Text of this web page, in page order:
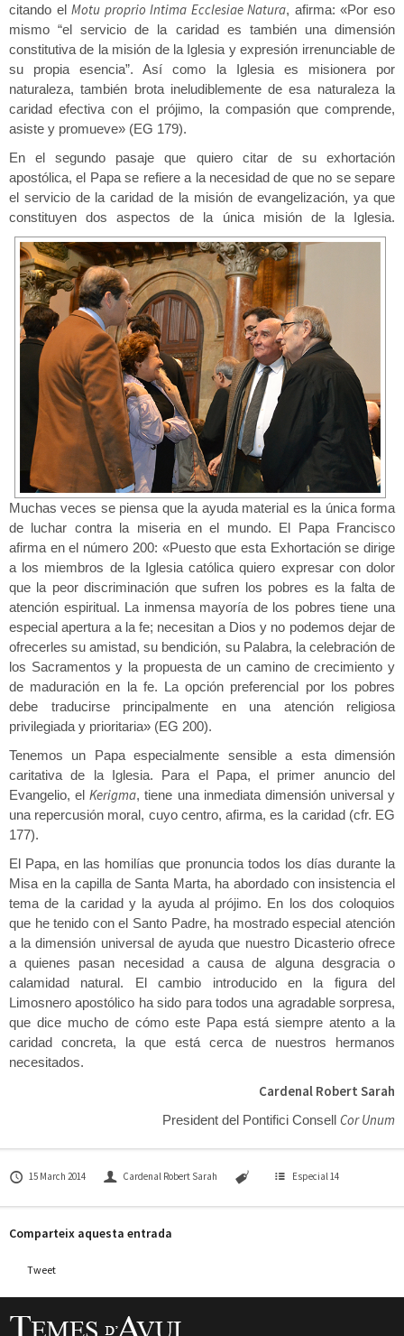
citando elMotu proprio Intima Ecclesiae Natura, afirma: «Por eso
mismo “el servicio de la caridad es también una dimensión
constitutiva de la misión de la Iglesia y expresión irrenunciable de
su propia esencia”. Así como la Iglesia es misionera por
naturaleza, también brota ineludiblemente de esa naturaleza la
caridad efectiva con el prójimo, la compasión que comprende,
asiste y promueve» (EG 179).
En el segundo pasaje que quiero citar de su exhortación
apostólica, el Papa se refiere a la necesidad de que no se separe
el servicio de la caridad de la misión de evangelización, ya que
constituyen dos aspectos de la única misión de la Iglesia.
Muchas veces se piensa que la ayuda material es la única forma
de luchar contra la miseria en el mundo. El Papa Francisco
afirma en el número 200: «Puesto que esta Exhortación se dirige
a los miembros de la Iglesia católica quiero expresar con dolor
que la peor discriminación que sufren los pobres es la falta de
atención espiritual. La inmensa mayoría de los pobres tiene una
especial apertura a la fe; necesitan a Dios y no podemos dejar de
ofrecerles su amistad, su bendición, su Palabra, la celebración de
los Sacramentos y la propuesta de un camino de crecimiento y
de maduración en la fe. La opción preferencial por los pobres
debe traducirse principalmente en una atención religiosa
privilegiada y prioritaria» (EG 200).
Tenemos un Papa especialmente sensible a esta dimensión
caritativa de la Iglesia. Para el Papa, el primer anuncio del
Evangelio, elKerigma, tiene una inmediata dimensión universal y
una repercusión moral, cuyo centro, afirma, es la caridad (cfr. EG
177).
El Papa, en las homilías que pronuncia todos los días durante la
Misa en la capilla de Santa Marta, ha abordado con insistencia el
tema de la caridad y la ayuda al prójimo. En los dos coloquios
que he tenido con el Santo Padre, ha mostrado especial atención
a la dimensión universal de ayuda que nuestro Dicasterio ofrece
a quienes pasan necesidad a causa de alguna desgracia o
calamidad natural. El cambio introducido en la figura del
Limosnero apostólico ha sido para todos una agradable sorpresa,
que dice mucho de cómo este Papa está siempre atento a la
caridad concreta, la que está cerca de nuestros hermanos
necesitados.
Cardenal Robert Sarah
President del Pontifici Consell Cor Unum
15 March 2014 Cardenal Robert Sarah Especial 14
Comparteix aquesta entrada
Tweet